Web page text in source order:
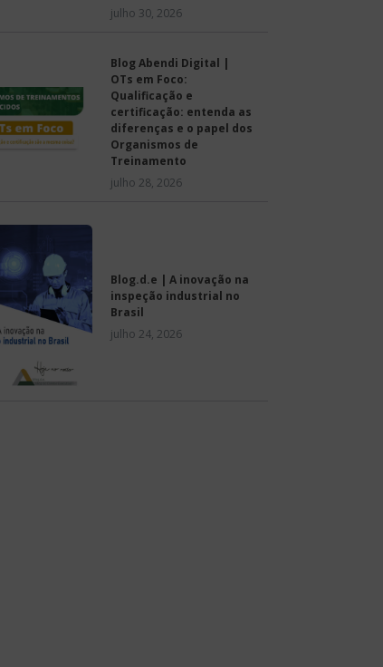
julho 30, 2026
Blog Abendi Digital |
OTs em Foco:
Qualificação e
certificação: entenda as
diferenças e o papel dos
Organismos de
Treinamento
julho 28, 2026
Blog.d.e | A inovação na
inspeção industrial no
Brasil
julho 24, 2026